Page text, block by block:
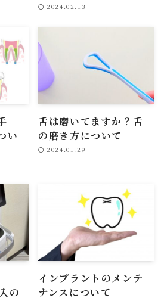
2024.02.13
い
舌は磨いてますか？舌
の磨き方について
2024.01.29
の
インプラントのメンテ
ナンスについて